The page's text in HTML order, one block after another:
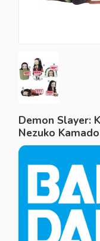
Demon Slayer:
Nezuko Kamado